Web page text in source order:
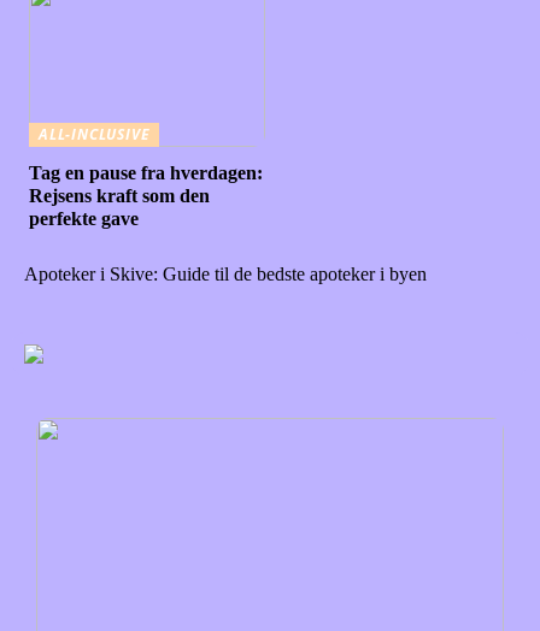
ALL-INCLUSIVE
Tag en pause fra hverdagen:
Rejsens kraft som den
perfekte gave
Apoteker i Skive: Guide til de bedste apoteker i byen